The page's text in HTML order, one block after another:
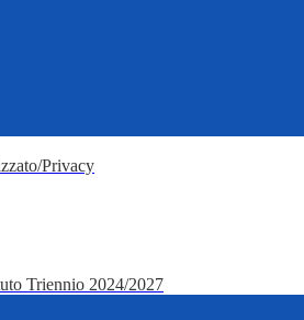
Privacy
Triennio 2024/2027